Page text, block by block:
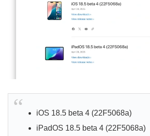
iOS 18.5 beta 4 (22F5068a)
iPadOS 18.5 beta 4 (22F5068a)